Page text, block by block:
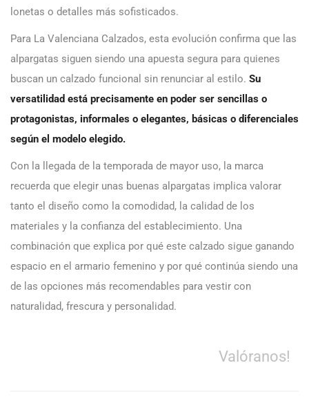
lonetas o detalles más sofisticados.
Para La Valenciana Calzados, esta evolución confirma que las
alpargatas siguen siendo una apuesta segura para quienes
buscan un calzado funcional sin renunciar al estilo. Su
versatilidad está precisamente en poder ser sencillas o
protagonistas, informales o elegantes, básicas o diferenciales
según el modelo elegido.
Con la llegada de la temporada de mayor uso, la marca
recuerda que elegir unas buenas alpargatas implica valorar
tanto el diseño como la comodidad, la calidad de los
materiales y la confianza del establecimiento. Una
combinación que explica por qué este calzado sigue ganando
espacio en el armario femenino y por qué continúa siendo una
de las opciones más recomendables para vestir con
naturalidad, frescura y personalidad.
Valóranos!